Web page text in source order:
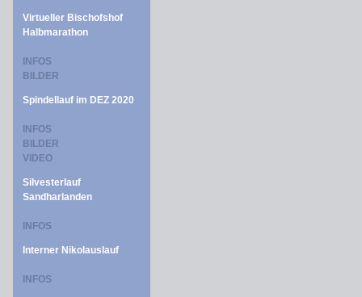
Virtueller Bischofshof
Halbmarathon
INFOS
BILDER
Spindellauf im DEZ 2020
INFOS
BILDER
VIDEO
Silvesterlauf
Sandharlanden
INFOS
Interner Nikolauslauf
INFOS